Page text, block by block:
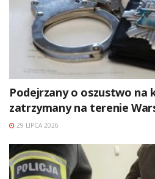
Podejrzany o oszustwo
zatrzymany na terenie
29 LIPCA 2026